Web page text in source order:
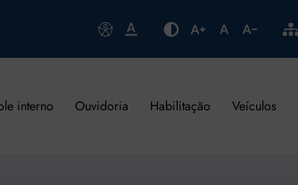
interno Ouvidoria Habilitação Veículos